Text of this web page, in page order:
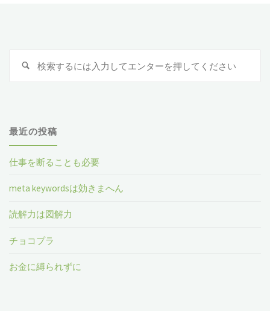
検
最近の投稿
仕事を断ることも必要
meta keywordsは効きまへん
読解力は図解力
チョコプラ
お金に縛られずに